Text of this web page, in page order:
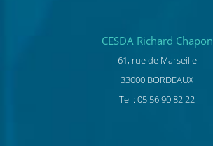
CESDA Richard Chapon
61, rue de Marseille
33000 BORDEAUX
Tel : 05 56 90 82 22